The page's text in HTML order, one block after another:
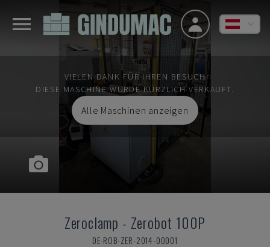
VIELEN DANK FÜR IHREN BESUCH
DIESE MASCHINE WURDE KÜRZLICH VERKAUFT.
Alle Maschinen anzeigen
Zeroclamp - Zerobot 100P
DE-ROB-ZER-2014-00001